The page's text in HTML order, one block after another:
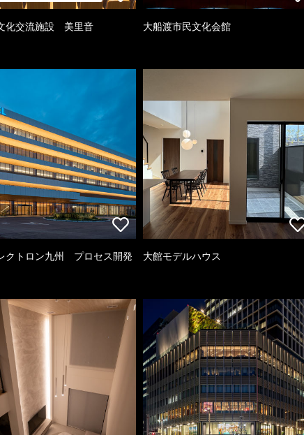
化交流施設 美里音 大船渡市民文化会館
クトロン九州 プロセス開発 大館モデルハウス